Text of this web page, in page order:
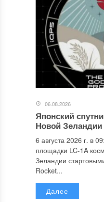
06.08.2026
Японский
Новой Зеландии
6 августа 2026 г. в
площадки LC-1A
Зеландии
Rocket...
Далее